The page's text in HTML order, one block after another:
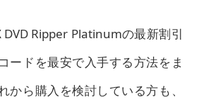
Ripper Platinumの最新割引
ードを最安で入手する方法をま
から購入を検討している方も、